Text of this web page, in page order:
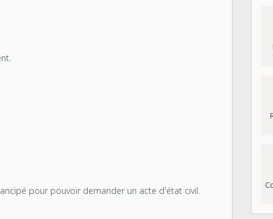
pour pouvoir demander un acte d'état civil.